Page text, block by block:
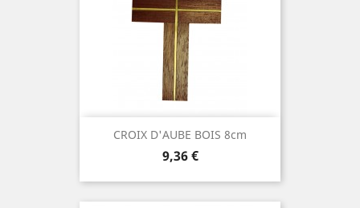
CROIX D'AUBE BOIS 8cm
Prix
9,36 €